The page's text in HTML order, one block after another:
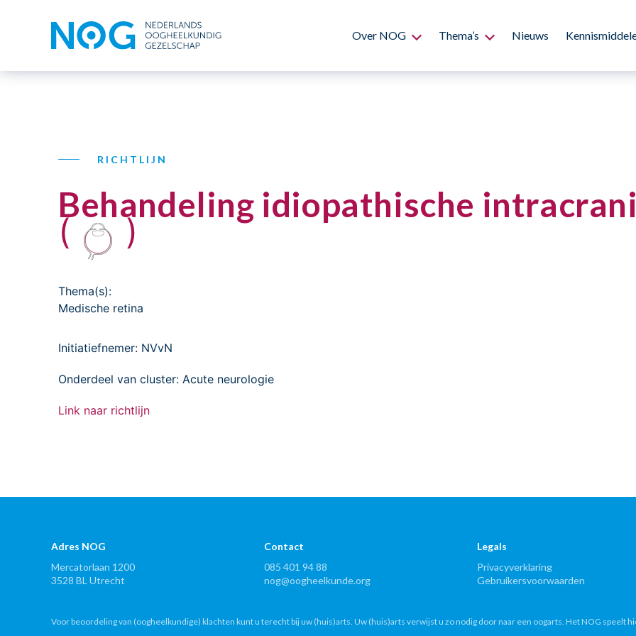
Over NOG Thema’s Nieuws
RICHTLIJN
Behandeling idiopathische
( )
Thema(s):
Medische retina
Initiatiefnemer: NVvN
Onderdeel van cluster: Acute neurologie
Link naar richtlijn
Adres NOG
Mercatorlaan 1200
3528 BL Utrecht
Contact
085 401 94 88
nog@oogheelkunde.org
Legals
Privacyverklaring
Gebruikersvoorwaarden
Voor beoordeling van (oogheelkundige) klachten kunt u terecht bij uw (huis)arts. Uw (huis)arts verwijst u zo nodig door naar een oogarts. Het NOG speelt